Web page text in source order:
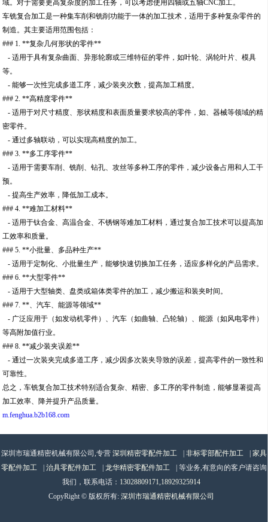
域。对于需要更高复杂度的加工任务，可以考虑使用四轴或五轴CNC加工。
车铣复合加工是一种集车削和铣削功能于一体的加工技术，适用于多种复杂零件的
制造。其主要适用范围包括：
### 1. **复杂几何形状的零件**
- 适用于具有复杂曲面、异形轮廓或三维特征的零件，如叶轮、涡轮叶片、模具
等。
- 能够一次性完成多道工序，减少装夹次数，提高加工精度。
### 2. **高精度零件**
- 适用于对尺寸精度、形状精度和表面质量要求较高的零件，如、器械等领域的精
密零件。
- 通过多轴联动，可以实现高精度的加工。
### 3. **多工序零件**
- 适用于需要车削、铣削、钻孔、攻丝等多种工序的零件，减少设备占用和人工干
预。
- 提高生产效率，降低加工成本。
### 4. **难加工材料**
- 适用于钛合金、高温合金、不锈钢等难加工材料，通过复合加工技术可以提高加
工效率和质量。
### 5. **小批量、多品种生产**
- 适用于定制化、小批量生产，能够快速切换加工任务，适应多样化的产品需求。
### 6. **大型零件**
- 适用于大型轴类、盘类或箱体类零件的加工，减少搬运和装夹时间。
### 7. **、汽车、能源等领域**
- 广泛应用于（如发动机零件）、汽车（如曲轴、凸轮轴）、能源（如风电零件）
等高附加值行业。
### 8. **减少装夹误差**
- 通过一次装夹完成多道工序，减少因多次装夹导致的误差，提高零件的一致性和
可靠性。
总之，车铣复合加工技术特别适合复杂、精密、多工序的零件制造，能够显著提高
加工效率、降并提升产品质量。
m.fenghua.b2b168.com
深圳市瑞通精密机械有限公司,专营 深圳精密零配件加工 非标零部配件加工
家具
零配件加工
治具零配件加工 龙华精密零配件加工
| 等业务,有意向的客户请咨询
我们，联系电话： 13028809171,18929325914
CopyRight © 版权所有: 深圳市瑞通精密机械有限公司